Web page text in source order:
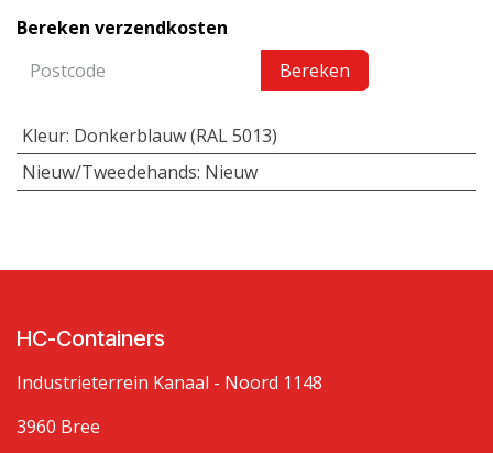
Bereken verzendkosten
Bereken
Kleur: Donkerblauw (RAL 5013)
Nieuw/Tweedehands: Nieuw
HC-Containers
Industrieterrein Kanaal - Noord 1148
3960 Bree